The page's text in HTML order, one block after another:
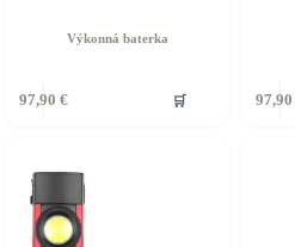
Výkonná baterka
97,90 € 🛒 97,90